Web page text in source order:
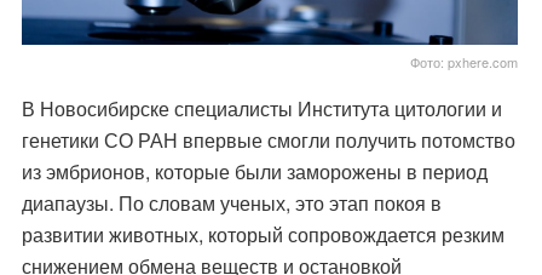
Фото: pxhere.com
В Новосибирске специалисты Института цитологии и
генетики СО РАН впервые смогли получить потомство
из эмбрионов, которые были заморожены в период
диапаузы. По словам ученых, это этап покоя в
развитии животных, который сопровождается резким
снижением обмена веществ и остановкой